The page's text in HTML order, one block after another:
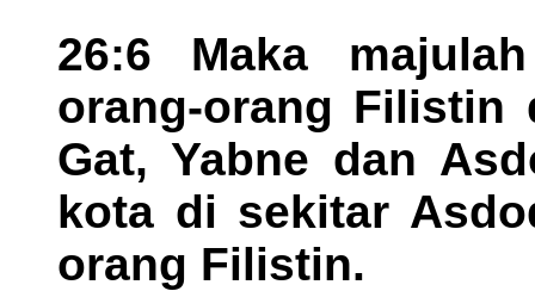
26:6 Maka
orang-orang Filistin
Gat, Yabne dan
kota di sekitar
orang Filistin.